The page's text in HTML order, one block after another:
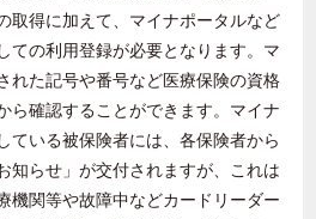
取得に加えて、マイナポータルなど
ての利用登録が必要となります。マ
れた記号や番号など医療保険の資格
ら確認することができます。マイナ
ている被保険者には、各保険者から
知らせ」が交付されますが、これは
機関等や故障中などカードリーダー